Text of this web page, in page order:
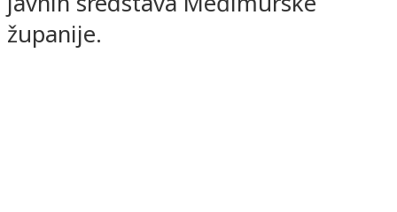
županije.